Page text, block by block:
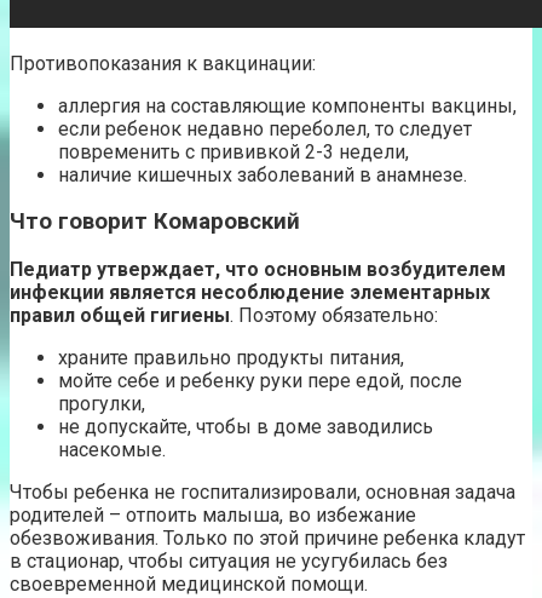
Противопоказания к вакцинации:
аллергия на составляющие компоненты вакцины,
если ребенок недавно переболел, то следует
повременить с прививкой 2-3 недели,
наличие кишечных заболеваний в анамнезе.
Что говорит Комаровский
Педиатр утверждает, что основным возбудителем
инфекции является несоблюдение элементарных
правил общей гигиены. Поэтому обязательно:
храните правильно продукты питания,
мойте себе и ребенку руки пере едой, после
прогулки,
не допускайте, чтобы в доме заводились
насекомые.
Чтобы ребенка не госпитализировали, основная задача
родителей – отпоить малыша, во избежание
обезвоживания. Только по этой причине ребенка кладут
в стационар, чтобы ситуация не усугубилась без
своевременной медицинской помощи.